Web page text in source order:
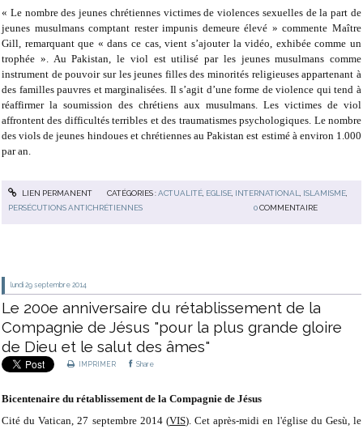
« Le nombre des jeunes chrétiennes victimes de violences sexuelles de la part de
jeunes musulmans comptant rester impunis demeure élevé » commente Maître
Gill, remarquant que « dans ce cas, vient s’ajouter la vidéo, exhibée comme un
trophée ». Au Pakistan, le viol est utilisé par les jeunes musulmans comme
instrument de pouvoir sur les jeunes filles des minorités religieuses appartenant à
des familles pauvres et marginalisées. Il s’agit d’une forme de violence qui tend à
réaffirmer la soumission des chrétiens aux musulmans. Les victimes de viol
affrontent des difficultés terribles et des traumatismes psychologiques. Le nombre
des viols de jeunes hindoues et chrétiennes au Pakistan est estimé à environ 1.000
par an.
LIEN PERMANENT CATÉGORIES :ACTUALITÉ, EGLISE, INTERNATIONAL ISLAMISME,
PERSÉCUTIONS ANTICHRÉTIENNES
0 COMMENTAIRE
lundi 29 septembre 2014
Le 200e anniversaire du rétablissement de la
Compagnie de Jésus "pour la plus grande gloire
de Dieu et le salut des âmes"
IMPRIMER Share
Bicentenaire du rétablissement de la Compagnie de Jésus
Cité du Vatican, 27 septembre 2014 (VIS). Cet après-midi en l'église du Gesù, le